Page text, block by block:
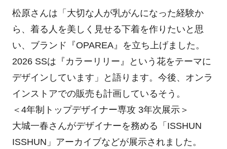
松原さんは「大切な人が乳がんになった経験か
ら、着る人を美しく見せる下着を作りたいと思
い、ブランド『OPAREA』を立ち上げました。
2026 SSは『カラーリリー』という花をテーマに
デザインしています」と語ります。今後、オンラ
インストアでの販売も計画しているそう。
＜4年制トップデザイナー専攻 3年次展示＞
大城一春さんがデザイナーを務める「ISSHUN
ISSHUN」アーカイブなどが展示されました。